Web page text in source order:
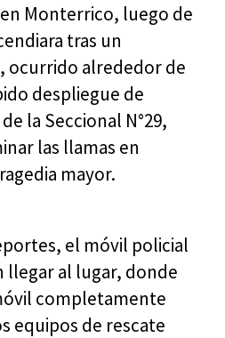
Monterrico, luego de
tras un
ocurrido alrededor de
despliegue de
la Seccional N°29,
las llamas en
mayor.
el móvil policial
llegar al lugar, donde
completamente
equipos de rescate